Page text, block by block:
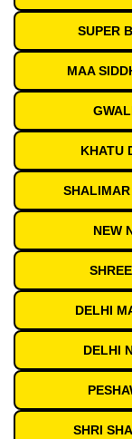
SUPER
MAA
KHATU
NEW
DELHI
DELHI
SHRI